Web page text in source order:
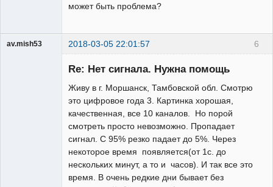
может быть проблема?
6
av.mish53 2018-03-05 22:01:57
Re: Нет сигнала. Нужна помощь
Живу в г. Моршанск, Тамбовской обл. Смотрю
это цифровое года 3. Картинка хорошая,
качественная, все 10 каналов. Но порой
смотреть просто невозможно. Пропадает
сигнал. С 95% резко падает до 5%. Через
некоторое время появляется(от 1с. до
нескольких минут, а то и часов). И так все это
время. В очень редкие дни бывает без